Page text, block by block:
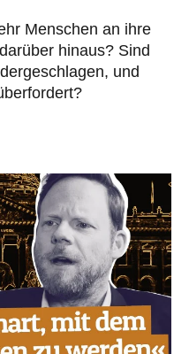
Menschen an ihre
hinaus? Sind
und